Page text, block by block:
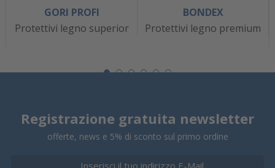
GORI PROFI
Protettivi legno superior
BONDEX
Protettivi legno premium
Registrazione gratuita newsletter
offerte, news e 5% di sconto sul primo ordine